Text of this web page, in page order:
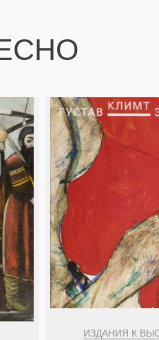
ИЗДАНИЯ К